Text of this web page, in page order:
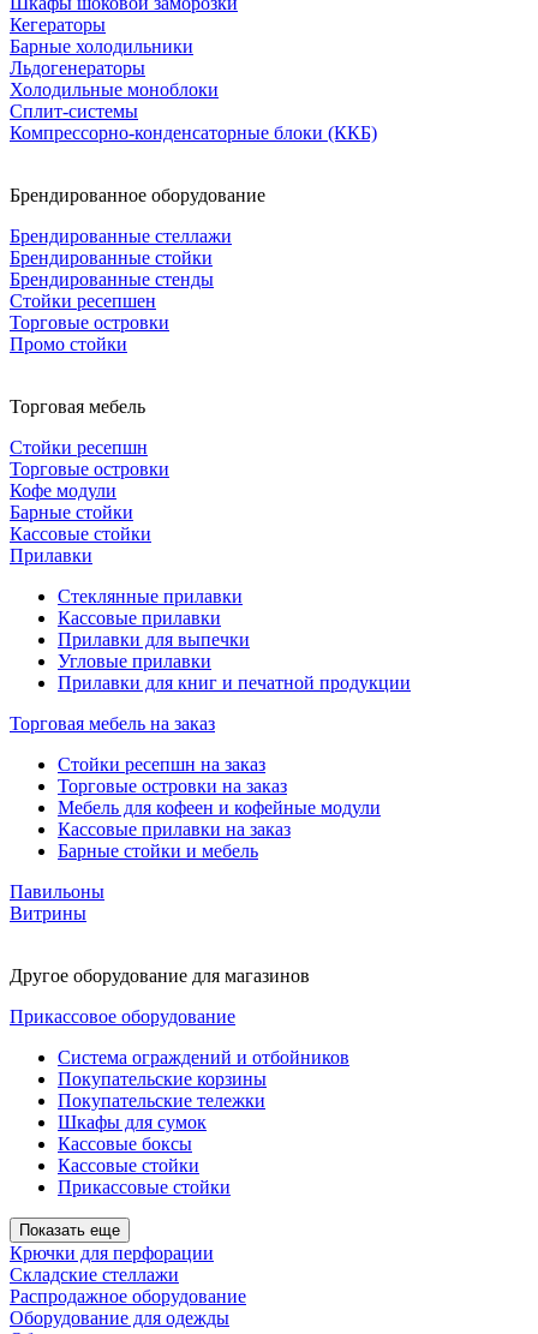
Кегераторы
Барные холодильники
Льдогенераторы
Холодильные моноблоки
Сплит-системы
Компрессорно-конденсаторные блоки (ККБ)
Брендированное оборудование
Брендированные стеллажи
Брендированные стойки
Брендированные стенды
Стойки ресепшен
Торговые островки
Промо стойки
Торговая мебель
Стойки ресепшн
Торговые островки
Кофе модули
Барные стойки
Кассовые стойки
Прилавки
Стеклянные прилавки
Кассовые прилавки
Прилавки для выпечки
Угловые прилавки
Прилавки для книг и печатной продукции
Торговая мебель на заказ
Стойки ресепшн на заказ
Торговые островки на заказ
Мебель для кофеен и кофейные модули
Кассовые прилавки на заказ
Барные стойки и мебель
Павильоны
Витрины
Другое оборудование для магазинов
Прикассовое оборудование
Система ограждений и отбойников
Покупательские корзины
Покупательские тележки
Шкафы для сумок
Кассовые боксы
Кассовые стойки
Прикассовые стойки
Показать еще
Крючки для перфорации
Складские стеллажи
Распродажное оборудование
Оборудование для одежды